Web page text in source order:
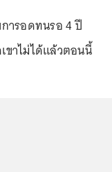
ารอดทนรอ 4 ปี
ขาไม่ได้แล้วตอนนี้